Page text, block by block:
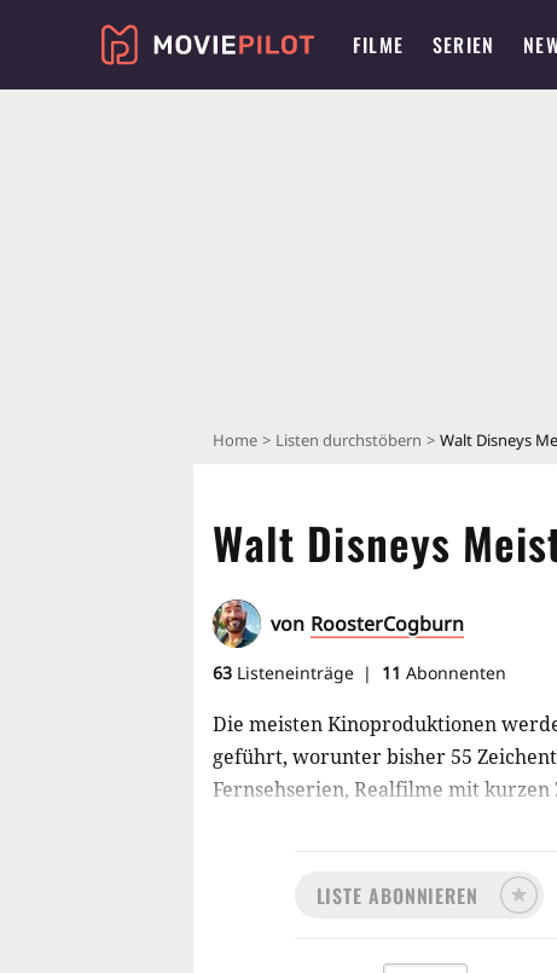
FILME SERIEN
Home Listen durchstöbern Walt Disneys
Walt Disneys
von RoosterCogburn
63 Listeneinträge 11 Abonnenten
Die meisten Kinoproduktionen
geführt, worunter bisher 55
Fernsehserien, Realfilme mit
drei Filme Make Mine Music ('46),
LISTE ABONNIEREN